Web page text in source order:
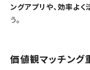
ングアプリや、効率よ
う。
価値観マッチング